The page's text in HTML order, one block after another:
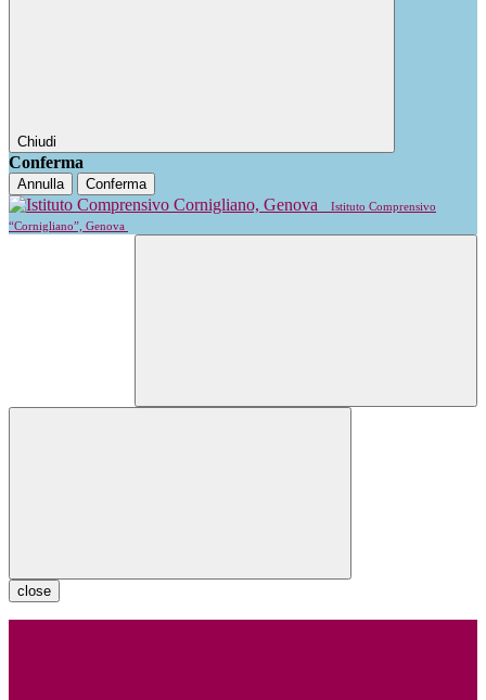
Chiudi
Conferma
Annulla Conferma
Istituto Comprensivo
“Cornigliano”, Genova
close